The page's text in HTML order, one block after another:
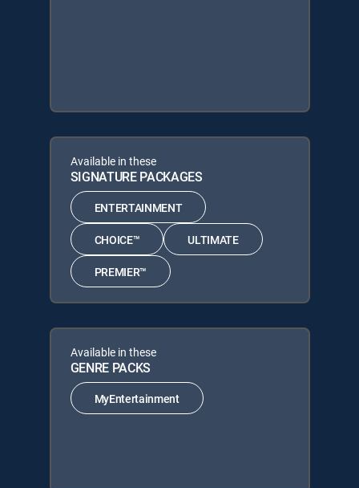
Available in these
SIGNATURE PACKAGES
ENTERTAINMENT
CHOICE™ ULTIMATE
PREMIER™
Available in these
GENRE PACKS
MyEntertainment